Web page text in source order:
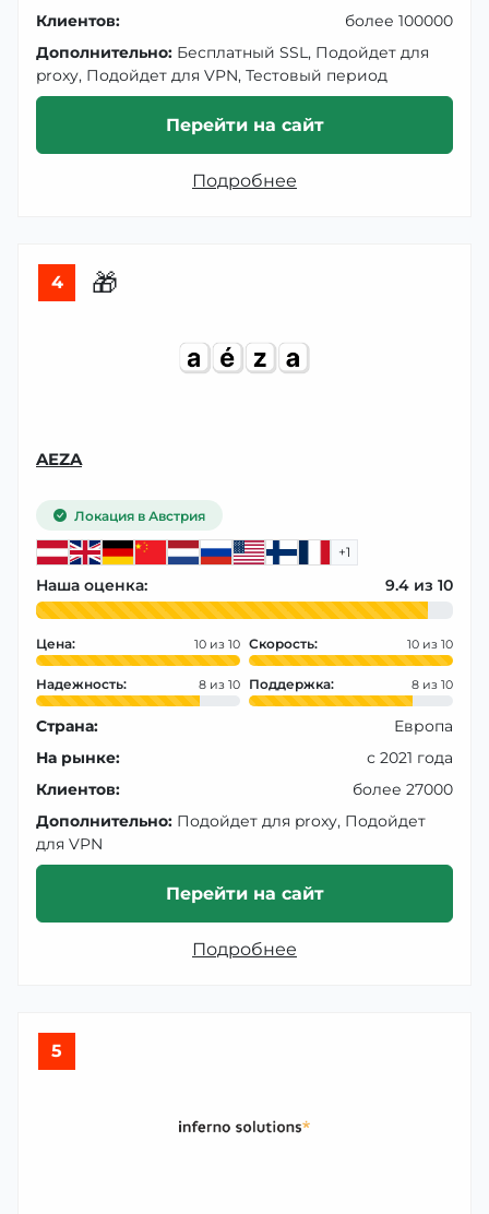
Клиентов:
более 100000
Дополнительно: Бесплатный SSL, Подойдет для
proxy, Подойдет для VPN, Тестовый период
Перейти на сайт
Подробнее
4 🎁
AEZA
Локация в Австрия
+1
Наша оценка: 9.4
Цена: 10 Скорость: 10
Надежность: 8 Поддержка: 8
Страна:
Европа
На рынке:
с 2021 года
Клиентов:
более 27000
Дополнительно: Подойдет для proxy, Подойдет
для VPN
Перейти на сайт
Подробнее
5